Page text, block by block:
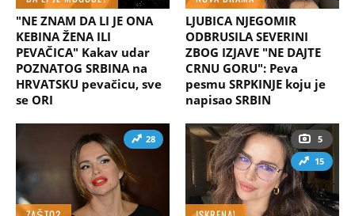
"NE ZNAM DA LI JE ONA
KEBINA ŽENA ILI
PEVAČICA" Kakav udar
POZNATOG SRBINA na
HRVATSKU pevačicu, sve
se ORI
LJUBICA NJEGOMIR
ODBRUSILA SEVERINI
ZBOG IZJAVE "NE DAJTE
CRNU GORU": Peva
pesmu SRPKINJE koju je
napisao SRBIN
28
5
15